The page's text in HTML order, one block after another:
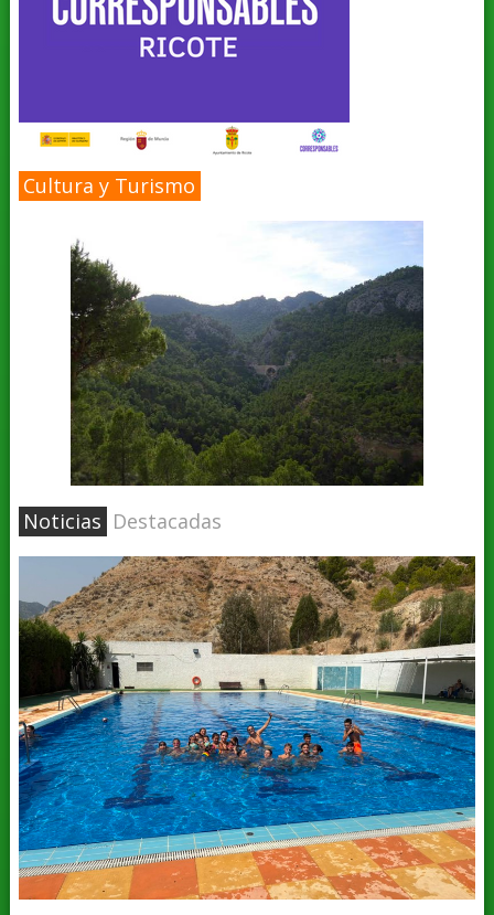
Cultura y Turismo
Noticias Destacadas